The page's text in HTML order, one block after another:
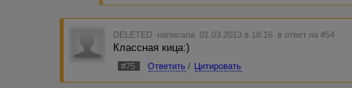
DELETED написала 01.03.2013 в 18:16 в ответ на #54
Классная кица:)
#75 Ответить / Цитировать